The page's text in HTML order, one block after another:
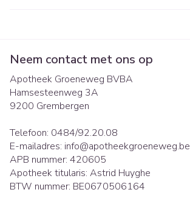
Neem contact met ons op
Apotheek Groeneweg BVBA
Hamsesteenweg 3A
9200 Grembergen
Telefoon: 0484/92.20.08
E-mailadres: info@apotheekgroeneweg.be
APB nummer: 420605
Apotheek titularis: Astrid Huyghe
BTW nummer: BE0670506164